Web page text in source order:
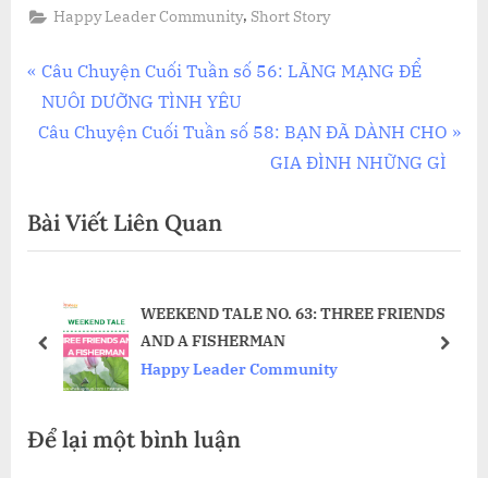
Happy Leader Community, Short Story
Điều
hướng
viết
P
r
e
o
u
o
:
Câu Chuyện Cuối Tuần số 56: LÃNG MẠNG ĐỂ
NUÔI DƯỠNG TÌNH YÊU
N
t
P
t
Câu Chuyện Cuối Tuần số 58: BẠN ĐÃ DÀNH CHO
GIA ĐÌNH NHỮNG GÌ
Bài Viết Liên Quan
WEEKEND TALE NO. 63: THREE FRIENDS
AND A FISHERMAN
Happy Leader Community
prev next
Để lại một bình luận